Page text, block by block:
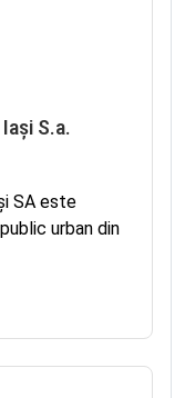
S.a.
SA este
urban din